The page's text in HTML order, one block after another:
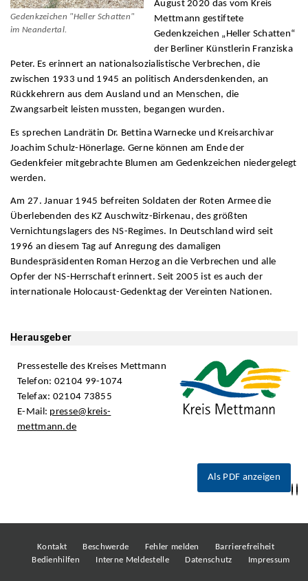
Gedenkzeichen "Heller Schatten"
im Neandertal.
August 2020 das vom Kreis
Mettmann gestiftete
Gedenkzeichen „Heller Schatten“
der Berliner Künstlerin Franziska
Peter. Es erinnert an nationalsozialistische Verbrechen, die
zwischen 1933 und 1945 an politisch Andersdenkenden, an
Rückkehrern aus dem Ausland und an Menschen, die
Zwangsarbeit leisten mussten, begangen wurden.
Es sprechen Landrätin Dr. Bettina Warnecke und Kreisarchivar
Joachim Schulz-Hönerlage. Gerne können am Ende der
Gedenkfeier mitgebrachte Blumen am Gedenkzeichen niedergelegt
werden.
Am 27. Januar 1945 befreiten Soldaten der Roten Armee die
Überlebenden des KZ Auschwitz-Birkenau, des größten
Vernichtungslagers des NS-Regimes. In Deutschland wird seit
1996 an diesem Tag auf Anregung des damaligen
Bundespräsidenten Roman Herzog an die Verbrechen und alle
Opfer der NS-Herrschaft erinnert. Seit 2005 ist es auch der
internationale Holocaust-Gedenktag der Vereinten Nationen.
Herausgeber
Pressestelle des Kreises Mettmann
Telefon: 02104 99-1074
Telefax: 02104 73855
E-Mail: presse@kreis-
mettmann.de
Als PDF anzeigen
Kontakt Beschwerde Fehler melden
Barrierefreiheit
Bedienhilfen
Interne Meldestelle Datenschutz Impressum